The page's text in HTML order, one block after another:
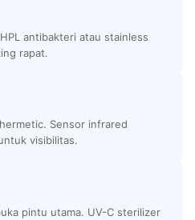
antibakteri atau stainless
rapat.
Sensor infrared
visibilitas.
pintu utama. UV-C sterilizer